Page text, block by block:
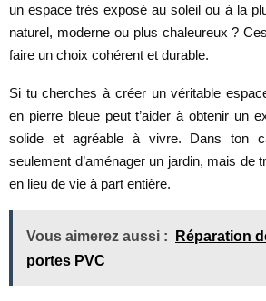
un espace très exposé au soleil ou à la
naturel, moderne ou plus chaleureux ?
faire un choix cohérent et durable.
Si tu cherches à créer un véritable
en pierre bleue peut t’aider à obtenir un
solide et agréable à vivre. Dans ton
seulement d’aménager un jardin, mais de
en lieu de vie à part entière.
Vous aimerez aussi :
Réparation
portes PVC